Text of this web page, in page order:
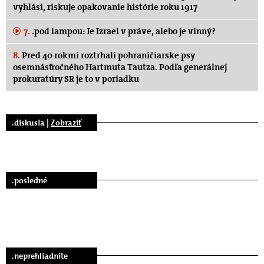
vyhlási, riskuje opakovanie histórie roku 1917
7. .pod lampou: Je Izrael v práve, alebo je vinný?
8. Pred 40 rokmi roztrhali pohraničiarske psy
osemnásťročného Hartmuta Tautza. Podľa generálnej
prokuratúry SR je to v poriadku
.diskusia | Zobraziť
.posledné
.neprehliadnite